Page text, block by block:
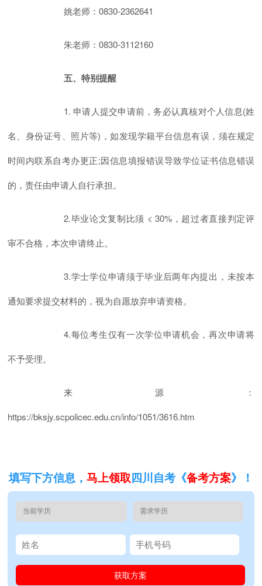
姚老师：0830-2362641
朱老师：0830-3112160
五、特别提醒
1. 申请人提交申请前，务必认真核对个人信息(姓
名、身份证号、照片等)，如发现学籍平台信息有误，须在规定
时间内联系自考办更正;因信息填报错误导致学位证书信息错误
的，责任由申请人自行承担。
2.毕业论文复制比须 < 30%，超过者直接判定评
审不合格，本次申请终止。
3.学士学位申请须于毕业后两年内提出，未按本
通知要求提交材料的，视为自愿放弃申请资格。
4.每位考生仅有一次学位申请机会，再次申请将
不予受理。
来源：
https://bksjy.scpolicec.edu.cn/info/1051/3616.htm
填写下方信息， 马上领取 四川自考《备考方案》！